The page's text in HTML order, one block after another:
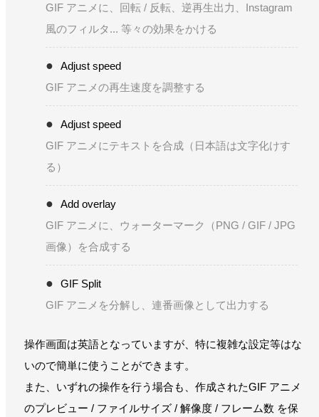
GIF アニメに、回転 / 反転、逆再生出力、Instagram
風のフィルタ... 等々の効果をかける
Adjust speed
GIF アニメの再生速度を調整する
Adjust speed
GIF アニメにテキストを合成（日本語は文字化けす
る）
Add overlay
GIF アニメに、ウォーターマーク（PNG / GIF / JPG
画像）を合成する
GIF Split
GIF アニメを分解し、連番画像として出力する
操作画面は英語となっていますが、特に複雑な設定等はな
いので簡単に使うことができます。
また、いずれの操作を行う場合も、作成されたGIF アニメ
のプレビュー / ファイルサイズ / 解像度 / フレーム数 を保